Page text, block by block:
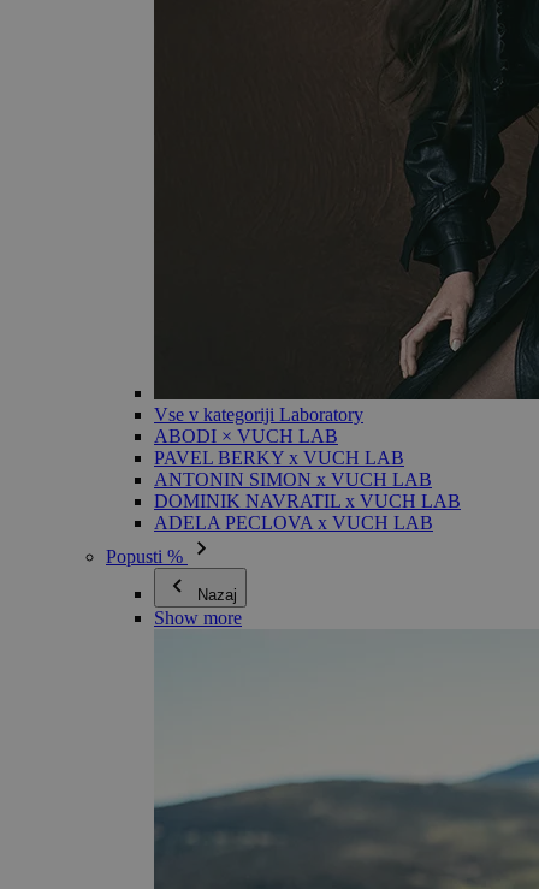
Vse v kategoriji Laboratory
ABODI × VUCH LAB
PAVEL BERKY x VUCH LAB
ANTONIN SIMON x VUCH LAB
DOMINIK NAVRATIL x VUCH LAB
ADELA PECLOVA x VUCH LAB
Popusti %
Nazaj
Show more